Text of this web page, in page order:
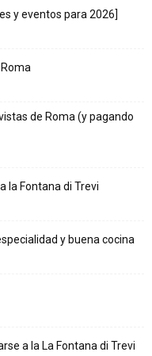
y eventos para 2026]
de Roma (y pagando
la Fontana di Trevi
y buena cocina
a la La Fontana di Trevi